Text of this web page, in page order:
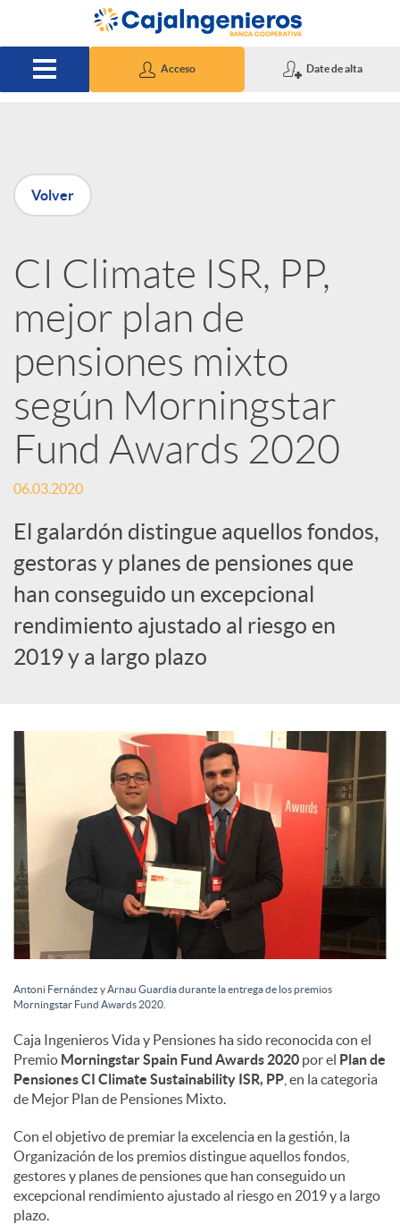
Saltar al contenido principal
Acceso Date de alta
P
u
b
l
i
c
a
d
o
d
e
c
o
n
t
e
n
i
Volver
CI Climate ISR, PP,
mejor plan de
pensiones mixto
según Morningstar
Fund Awards 2020
06.03.2020
El galardón distingue aquellos fondos,
gestoras y planes de pensiones que
han conseguido un excepcional
rendimiento ajustado al riesgo en
2019 y a largo plazo
Antoni Fernández y Arnau Guardia durante la entrega de los premios
Morningstar Fund Awards 2020.
Caja Ingenieros Vida y Pensiones ha sido reconocida con el
Premio Morningstar Spain Fund Awards 2020 por el Plan de
PensionesCI Climate Sustainability ISR, PP , en la categoria
de Mejor Plan de Pensiones Mixto.
Con el objetivo de premiar la excelencia en la gestión, la
Organización de los premios distingue aquellos fondos,
gestores y planes de pensiones que han conseguido un
excepcional rendimiento ajustado al riesgo en 2019 y a largo
plazo.